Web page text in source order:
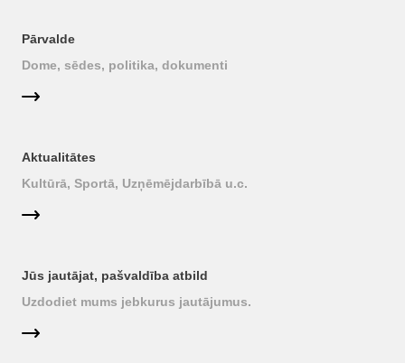
Pārvalde
Dome, sēdes, politika, dokumenti
Aktualitātes
Kultūrā, Sportā, Uzņēmējdarbībā u.c.
Jūs jautājat, pašvaldība atbild
Uzdodiet mums jebkurus jautājumus.